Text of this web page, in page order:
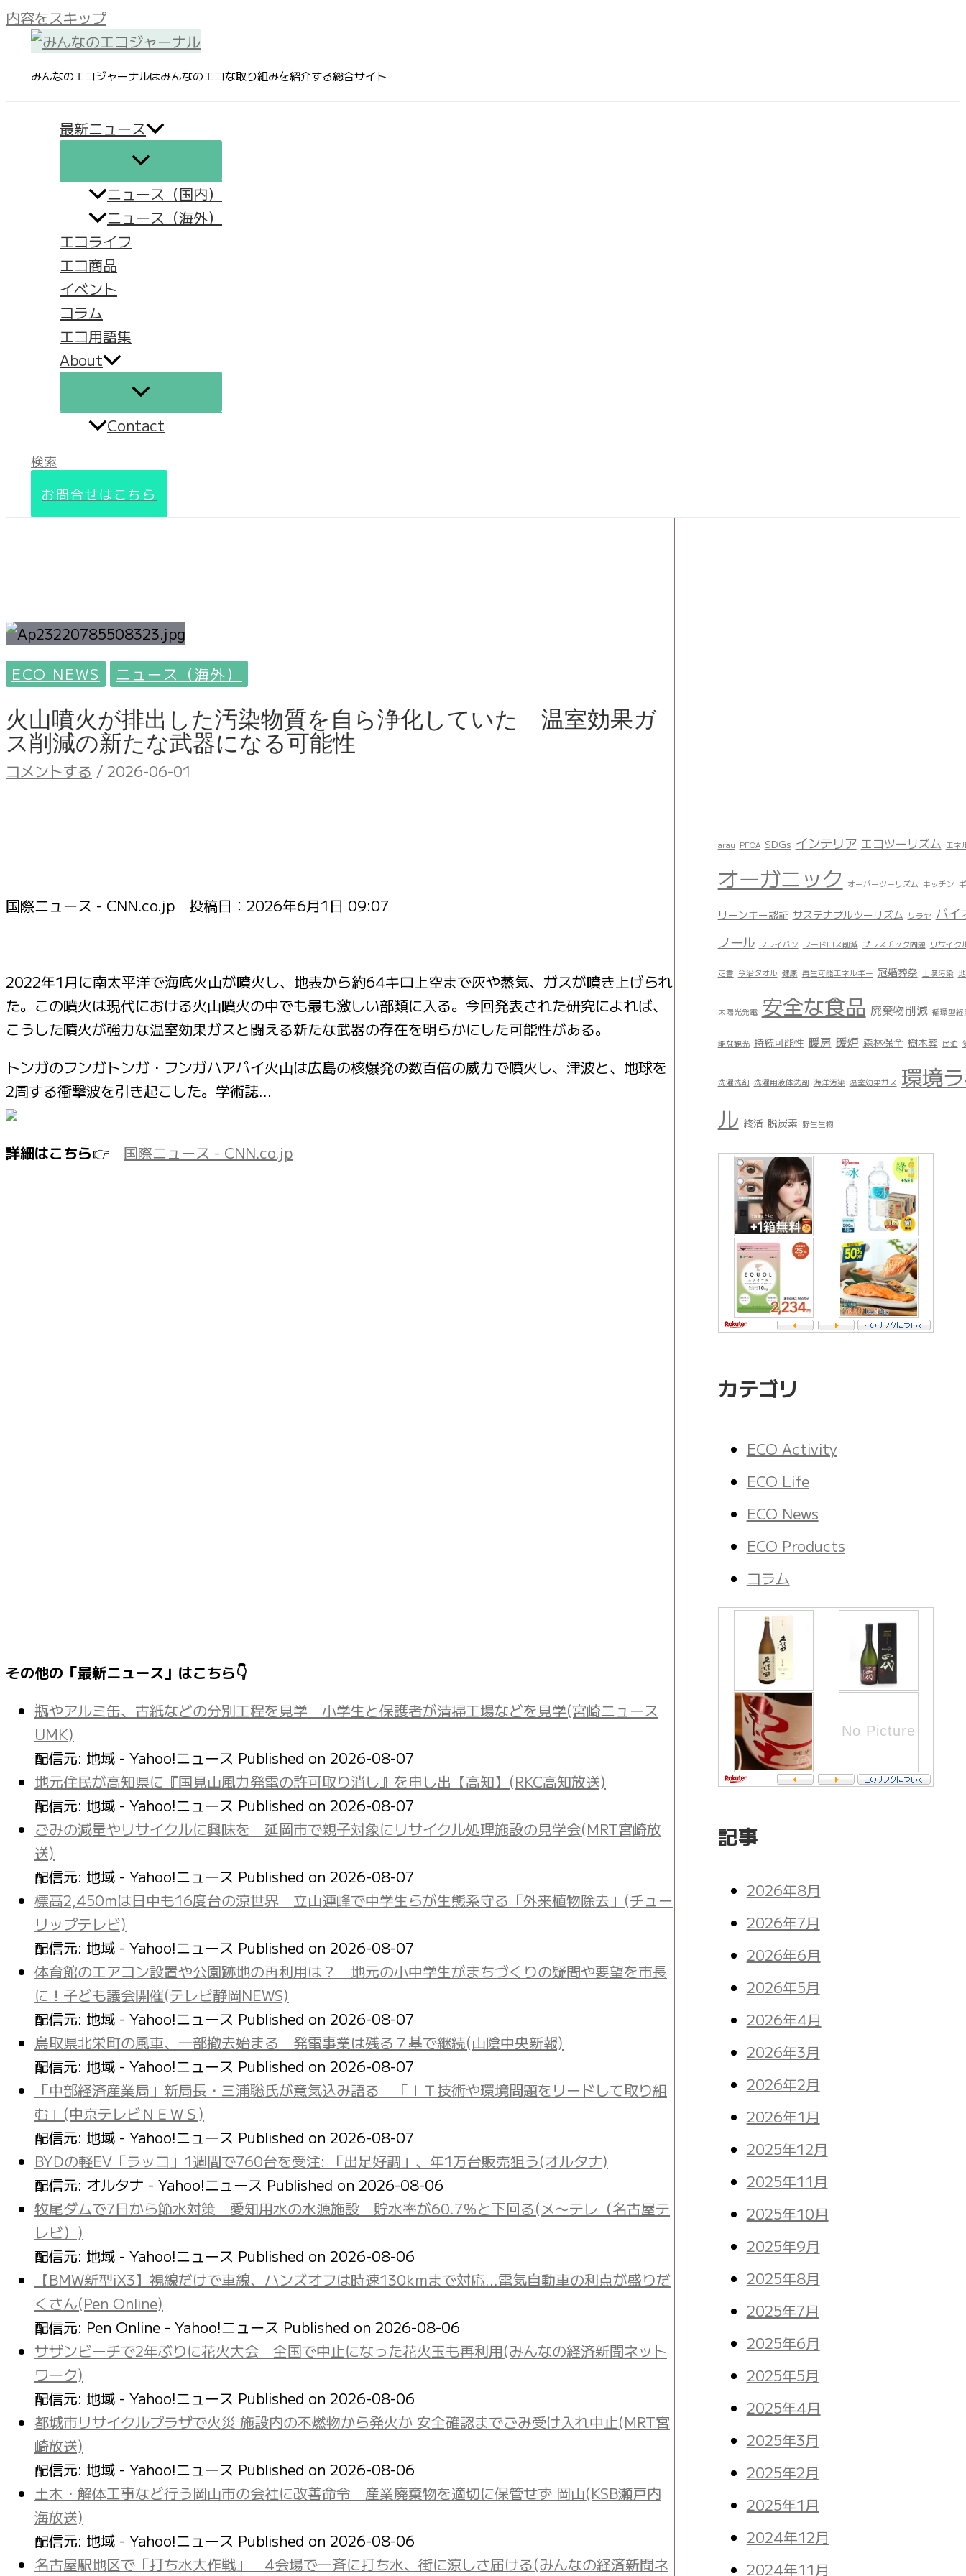
内容をスキップ
みんなのエコジャーナルはみんなのエコな取り組みを紹介する総合サイト
最新ニュース
ニュース（国内）
ニュース（海外）
エコライフ
エコ商品
イベント
コラム
エコ用語集
About
Contact
検索
お問合せはこちら
ECO NEWS ニュース（海外）
火山噴火が排出した汚染物質を自ら浄化していた 温室効果ガ
ス削減の新たな武器になる可能性
コメントする / 2026-06-01
国際ニュース - CNN.co.jp 投稿日： 2026年6月1日 09:07
2022年1月に南太平洋で海底火山が噴火し、地表から約64キロ上空まで灰や蒸気、ガスが噴き上げられ
た。この噴火は現代における火山噴火の中でも最も激しい部類に入る。今回発表された研究によれば、
こうした噴火が強力な温室効果ガスと闘える新たな武器の存在を明らかにした可能性がある。
トンガのフンガトンガ・フンガハアパイ火山は広島の核爆発の数百倍の威力で噴火し、津波と、地球を
2周する衝撃波を引き起こした。学術誌…
詳細はこちら👉 国際ニュース - CNN.co.jp
その他の「最新ニュース」はこちら👇
瓶やアルミ缶、古紙などの分別工程を見学 小学生と保護者が清掃工場などを見学(宮崎ニュース
UMK)
配信元: 地域 - Yahoo!ニュース Published on 2026-08-07
地元住民が高知県に『国見山風力発電の許可取り消し』を申し出【高知】(RKC高知放送)
配信元: 地域 - Yahoo!ニュース Published on 2026-08-07
ごみの減量やリサイクルに興味を 延岡市で親子対象にリサイクル処理施設の見学会(MRT宮崎放
送)
配信元: 地域 - Yahoo!ニュース Published on 2026-08-07
標高2,450mは日中も16度台の涼世界 立山連峰で中学生らが生態系守る「外来植物除去」(チュー
リップテレビ)
配信元: 地域 - Yahoo!ニュース Published on 2026-08-07
体育館のエアコン設置や公園跡地の再利用は？ 地元の小中学生がまちづくりの疑問や要望を市長
に！子ども議会開催(テレビ静岡NEWS)
配信元: 地域 - Yahoo!ニュース Published on 2026-08-07
鳥取県北栄町の風車、一部撤去始まる 発電事業は残る７基で継続(山陰中央新報)
配信元: 地域 - Yahoo!ニュース Published on 2026-08-07
「中部経済産業局」新局長・三浦聡氏が意気込み語る 「ＩＴ技術や環境問題をリードして取り組
む」(中京テレビＮＥＷＳ)
配信元: 地域 - Yahoo!ニュース Published on 2026-08-07
BYDの軽EV「ラッコ」1週間で760台を受注: 「出足好調」、年1万台販売狙う(オルタナ)
配信元: オルタナ - Yahoo!ニュース Published on 2026-08-06
牧尾ダムで7日から節水対策 愛知用水の水源施設 貯水率が60.7％と下回る(メ〜テレ（名古屋テ
レビ）)
配信元: 地域 - Yahoo!ニュース Published on 2026-08-06
【BMW新型iX3】視線だけで車線、ハンズオフは時速130kmまで対応…電気自動車の利点が盛りだ
くさん(Pen Online)
配信元: Pen Online - Yahoo!ニュース Published on 2026-08-06
サザンビーチで2年ぶりに花火大会 全国で中止になった花火玉も再利用(みんなの経済新聞ネット
ワーク)
配信元: 地域 - Yahoo!ニュース Published on 2026-08-06
都城市リサイクルプラザで火災 施設内の不燃物から発火か 安全確認までごみ受け入れ中止(MRT宮
崎放送)
配信元: 地域 - Yahoo!ニュース Published on 2026-08-06
土木・解体工事など行う岡山市の会社に改善命令 産業廃棄物を適切に保管せず 岡山(KSB瀬戸内
海放送)
配信元: 地域 - Yahoo!ニュース Published on 2026-08-06
名古屋駅地区で「打ち水大作戦」 4会場で一斉に打ち水、街に涼しさ届ける(みんなの経済新聞ネ
arau PFOA SDGs インテリア エコツーリズム エネ
オーガニック オーバーツーリズム キッチン
リーンキー認証 サステナブルツーリズム サラヤ バイ
ノール フライパン フードロス削減 プラスチック問題 リサイク
定書 今治タオル 健康 再生可能エネルギー 冠婚葬祭 土壌汚染
太陽光発電 安全な食品 廃棄物削減 循環型経
能な観光 持続可能性 暖房 暖炉 森林保全 樹木葬 民泊
洗濯洗剤 洗濯用液体洗剤 海洋汚染 温室効果ガス 環境
ル 終活 脱炭素 野生生物
カテゴリ
ECO Activity
ECO Life
ECO News
ECO Products
コラム
記事
2026年8月
2026年7月
2026年6月
2026年5月
2026年4月
2026年3月
2026年2月
2026年1月
2025年12月
2025年11月
2025年10月
2025年9月
2025年8月
2025年7月
2025年6月
2025年5月
2025年4月
2025年3月
2025年2月
2025年1月
2024年12月
2024年11月